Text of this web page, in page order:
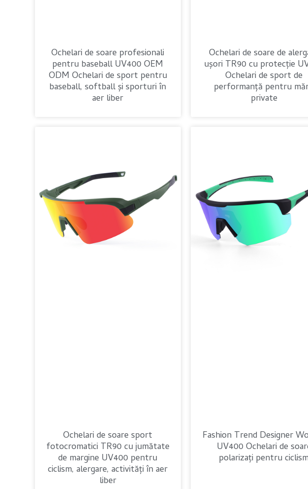
Ochelari de soare profesionali
pentru baseball UV400 OEM
ODM Ochelari de sport pentru
baseball, softball și sporturi în
aer liber
Ochelari de soare de
ușori TR90 cu protecție
Ochelari de sport de
performanță pentru
private
Ochelari de soare sport
fotocromatici TR90 cu jumătate
de margine UV400 pentru
ciclism, alergare, activități în aer
liber
Fashion Trend Designer
UV400 Ochelari de
polarizați pentru